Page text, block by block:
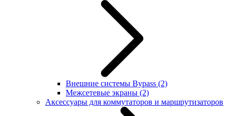
Внешние системы Bypass (2)
Межсетевые экраны (2)
Аксессуары для коммутаторов и маршрутизаторов